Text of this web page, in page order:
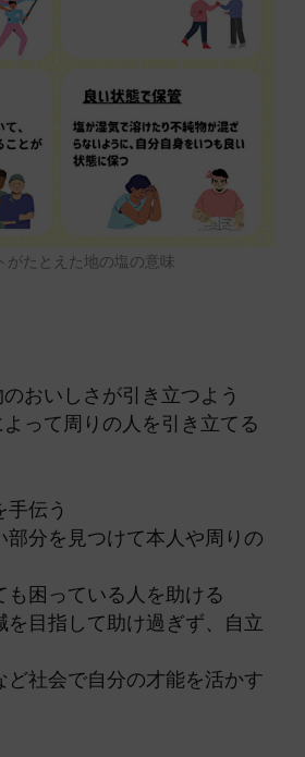
がたとえた地の塩の意味
おいしさが引き立つよう
って周りの人を引き立てる
手伝う
部分を見つけて本人や周りの
も困っている人を助ける
を目指して助け過ぎず、自立
ど社会で自分の才能を活かす